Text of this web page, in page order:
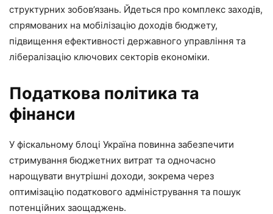
структурних зобов’язань. Йдеться про комплекс заходів,
спрямованих на мобілізацію доходів бюджету,
підвищення ефективності державного управління та
лібералізацію ключових секторів економіки.
Податкова політика та
фінанси
У фіскальному блоці Україна повинна забезпечити
стримування бюджетних витрат та одночасно
нарощувати внутрішні доходи, зокрема через
оптимізацію податкового адміністрування та пошук
потенційних заощаджень.